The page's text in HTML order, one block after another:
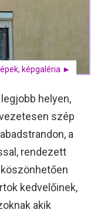
képgaléria ►
helyen,
szép
a
rendezett
kedvelőinek,
akik